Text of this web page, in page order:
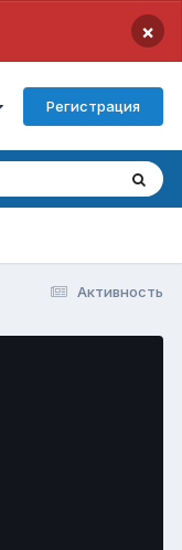
×
Регистрация
Активность